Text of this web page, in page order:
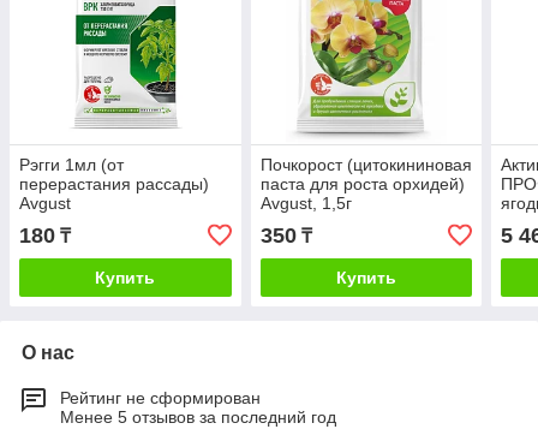
Рэгги 1мл (от
перерастания рассады)
Avgust
180 ₸
Купить
Почкорост (цитокининовая
паста для роста орхидей)
Avgust, 1,5г
350₸
Купить
5
О нас
Рейтинг не сформирован
Менее 5 отзывов за последний год